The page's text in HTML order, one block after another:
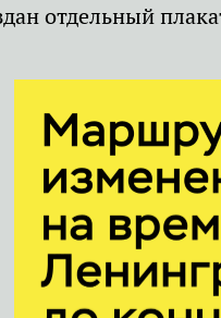
отдельный